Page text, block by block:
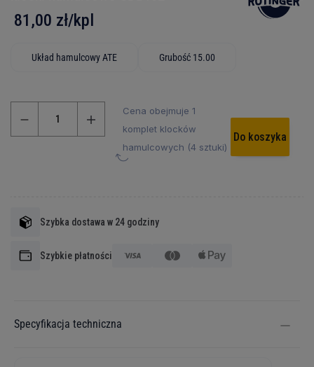
81,00 zł/kpl
Układ hamulcowy ATE Grubość 15.00
Cena obejmuje 1
komplet klocków
hamulcowych (4 sztuki)
Do koszyka
Szybka dostawa w 24 godziny
Szybkie płatności
Specyfikacja techniczna